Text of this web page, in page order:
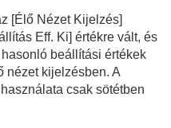
felvétel
[Élő Nézet Kijelzés]
Eff. Ki] értékre vált, és
beállítási értékek
nézet kijelzésben. A
csak sötétben